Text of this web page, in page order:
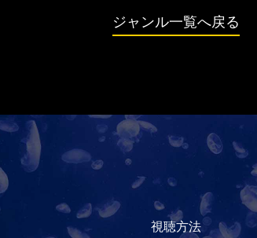
ジャンル一覧へ戻る
視聴方法